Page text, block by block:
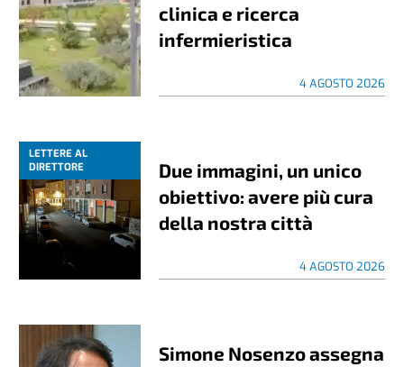
clinica e ricerca
infermieristica
4 AGOSTO 2026
LETTERE AL
DIRETTORE
Due immagini, un unico
obiettivo: avere più cura
della nostra città
4 AGOSTO 2026
Simone Nosenzo assegna